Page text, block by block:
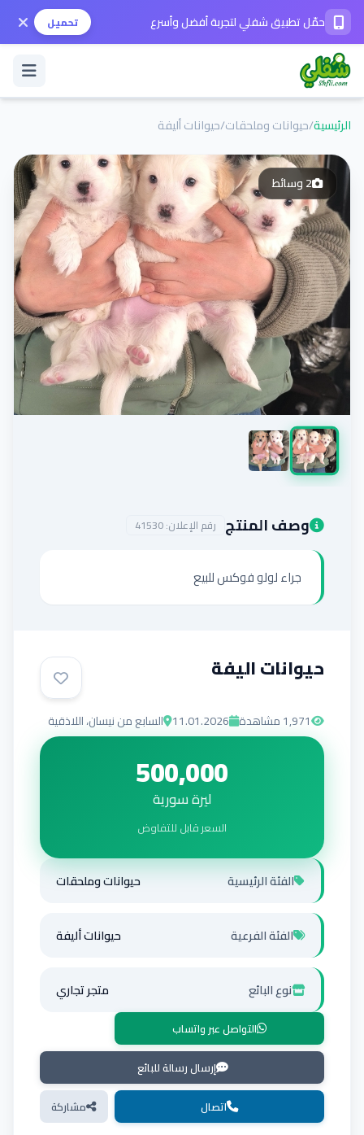
حمّل تطبيق شفلي لتجربة أفضل وأسرع تحميل
تسجيل الدخول / حساب جديد
الوضع الداكن
حمّل التطبيق
المساعدة
تواصل معنا
إضافة إعلان
الرئيسية/حيوانات وملحقات/حيوانات أليفة
2وسائط
وصف المنتج رقم الإعلان:41530
جراء لولو فوكس للبيع
حيوانات اليفة
1,971مشاهدة 11.01.2026 السابع من نيسان، اللاذقية
500,000
ليرة سورية
السعر قابل للتفاوض
الفئة الرئيسية حيوانات وملحقات
الفئة الفرعية حيوانات أليفة
نوع البائع متجر تجاري
التواصل عبر واتساب
إرسال رسالة للبائع
اتصال
مشاركة